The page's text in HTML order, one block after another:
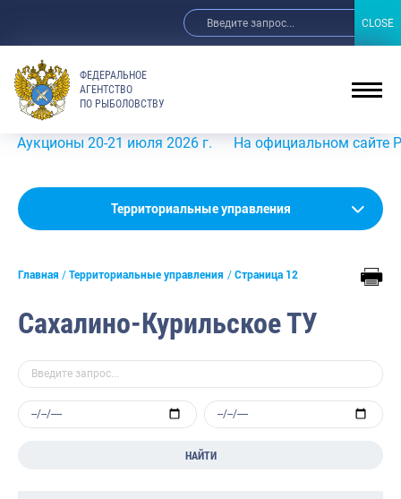
Азово-Черноморское
Ангаро-Байкальское
Волго-Камское
Волго-Каспийское
ФЕДЕРАЛЬНОЕ
АГЕНТСТВО
ПО РЫБОЛОВСТВУ
20-21 июля 2026 г. На официальном сайте
Территориальные управления
Главная Территориальные управления Страница 12
Сахалино-Курильское ТУ
НАЙТИ
CLOSE
CLOSE